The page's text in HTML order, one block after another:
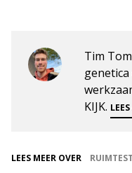
Tim
KIJK.
LEES MEER OVER